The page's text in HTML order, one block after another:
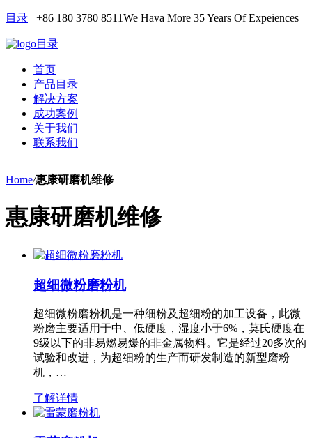
目录 +86 180 3780 8511We Hava More 35 Years Of Expeiences
目录
首页
产品目录
解决方案
成功案例
关于我们
联系我们
Home/惠康研磨机维修
惠康研磨机维修
超细微粉磨粉机
超细微粉磨粉机是一种细粉及超细粉的加工设备，此微
粉磨主要适用于中、低硬度，湿度小于6%，莫氏硬度在
9级以下的非易燃易爆的非金属物料。它是经过20多次的
试验和改进，为超细粉的生产而研发制造的新型磨粉
机，…
了解详情